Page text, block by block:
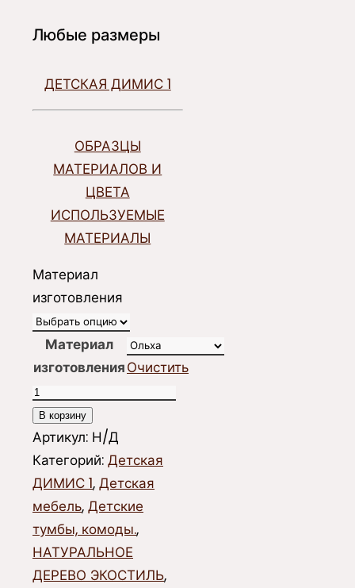
Любые размеры
ДЕТСКАЯ ДИМИС 1
ОБРАЗЦЫ
МАТЕРИАЛОВ И
ЦВЕТА
ИСПОЛЬЗУЕМЫЕ
МАТЕРИАЛЫ
Материал
изготовления
Материал
изготовленияОчистить
Количество
товара
Тумба
детская
1ТБ2
В корзину
Артикул: Н/Д
Категорий: Детская
ДИМИС 1, Детская
мебель, Детские
тумбы, комоды.,
НАТУРАЛЬНОЕ
ДЕРЕВО ЭКОСТИЛЬ,